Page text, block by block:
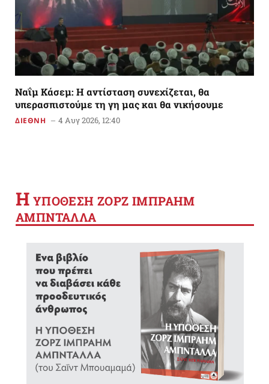
Ναΐμ Κάσεμ: Η αντίσταση συνεχίζεται, θα
υπερασπιστούμε τη γη μας και θα νικήσουμε
ΔΙΕΘΝΗ 4 Αυγ 2026, 12:40
Η YΠΟΘΕΣΗ ΖΟΡΖ ΙΜΠΡΑΗΜ
ΑΜΠΝΤΑΛΛΑ